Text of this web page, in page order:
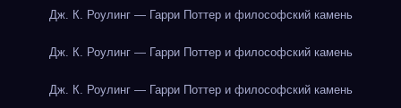
Дж. К. Роулинг — Гарри Поттер и философский камень
Дж. К. Роулинг — Гарри Поттер и философский камень
Дж. К. Роулинг — Гарри Поттер и философский камень